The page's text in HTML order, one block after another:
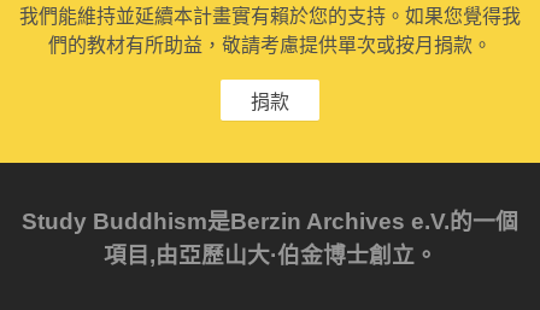
我們能維持並延續本計畫實有賴於您的支持。如果您覺得我
們的教材有所助益，敬請考慮提供單次或按月捐款。
捐款
Study Buddhism是Berzin Archives e.V.的一個
項目,由亞歷山大·伯金博士創立。